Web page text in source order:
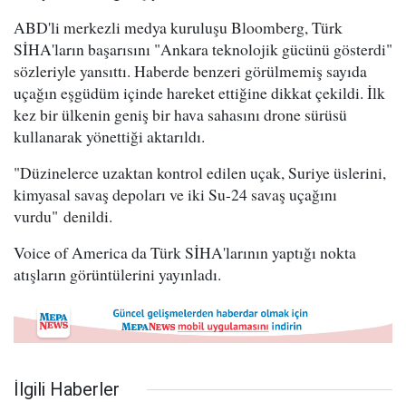
ABD'li merkezli medya kuruluşu Bloomberg, Türk
SİHA'ların başarısını "Ankara teknolojik gücünü gösterdi"
sözleriyle yansıttı. Haberde benzeri görülmemiş sayıda
uçağın eşgüdüm içinde hareket ettiğine dikkat çekildi. İlk
kez bir ülkenin geniş bir hava sahasını drone sürüsü
kullanarak yönettiği aktarıldı.
"Düzinelerce uzaktan kontrol edilen uçak, Suriye üslerini,
kimyasal savaş depoları ve iki Su-24 savaş uçağını
vurdu" denildi.
Voice of America da Türk SİHA'larının yaptığı nokta
atışların görüntülerini yayınladı.
İlgili Haberler